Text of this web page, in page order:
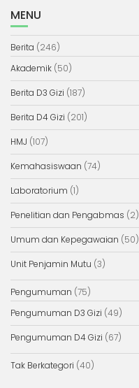
MENU
Berita (246)
Akademik (50)
Berita D3 Gizi (187)
Berita D4 Gizi (201)
HMJ (107)
Kemahasiswaan (74)
Laboratorium (1)
Penelitian dan Pengabmas (2)
Umum dan Kepegawaian (50)
Unit Penjamin Mutu (3)
Pengumuman (75)
Pengumuman D3 Gizi (49)
Pengumuman D4 Gizi (67)
Tak Berkategori (40)